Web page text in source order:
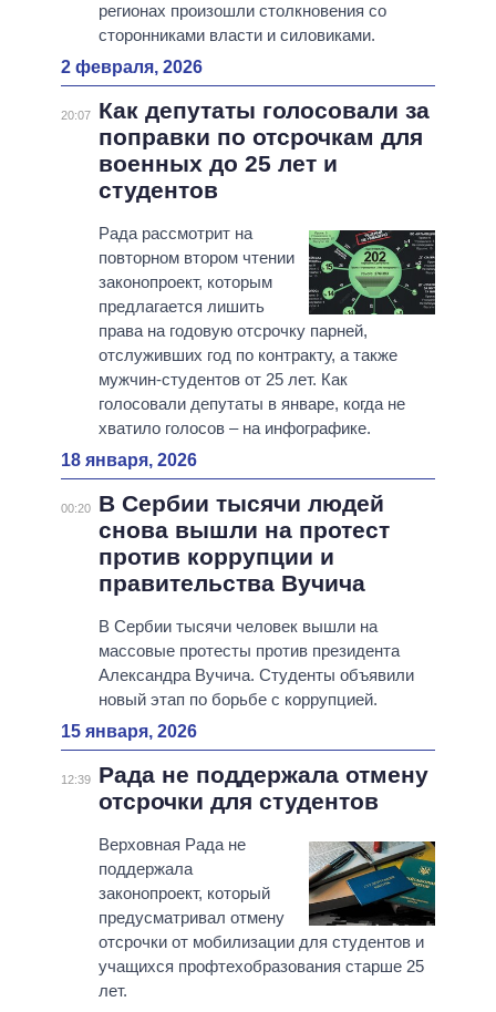
регионах произошли столкновения со
сторонниками власти и силовиками.
2 февраля, 2026
20:07
Как депутаты голосовали за
поправки по отсрочкам для
военных до 25 лет и
студентов
Рада рассмотрит на
повторном втором чтении
законопроект, которым
предлагается лишить
права на годовую отсрочку парней,
отслуживших год по контракту, а также
мужчин-студентов от 25 лет. Как
голосовали депутаты в январе, когда не
хватило голосов – на инфографике.
18 января, 2026
00:20
В Сербии тысячи людей
снова вышли на протест
против коррупции и
правительства Вучича
В Сербии тысячи человек вышли на
массовые протесты против президента
Александра Вучича. Студенты объявили
новый этап по борьбе с коррупцией.
15 января, 2026
12:39
Рада не поддержала отмену
отсрочки для студентов
Верховная Рада не
поддержала
законопроект, который
предусматривал отмену
отсрочки от мобилизации для студентов и
учащихся профтехобразования старше 25
лет.